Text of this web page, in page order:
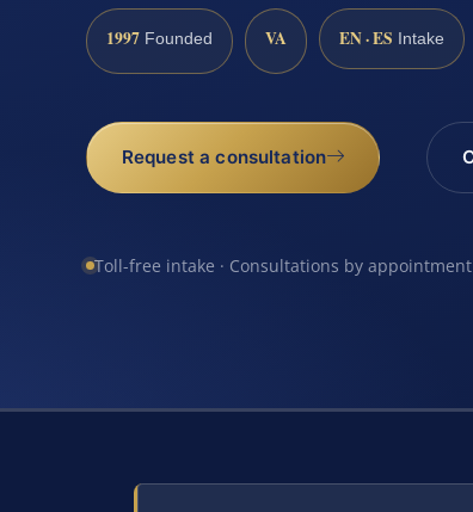
1997 Founded VA EN · ES Intake
Request a consultation
Toll-free intake · Consultations by